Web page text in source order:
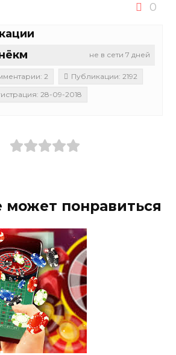
0
не в сети 7 дней
2
Публикации: 2192
28-09-2018
может понравиться